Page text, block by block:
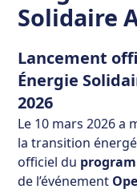
Solidaire
Lancement
Énergie
2026
Le 10 mars 2026 a
la transition
officiel du
de l’événement